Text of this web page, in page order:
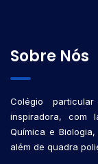
Sobre Nós
Colégio
inspiradora, com
Química e
além de quadra